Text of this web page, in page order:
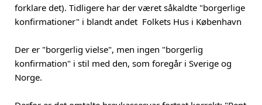
forklare det). Tidligere har der været såkaldte "borgerlige
konfirmationer" i blandt andet Folkets Hus i København
Der er "borgerlig vielse", men ingen "borgerlig
konfirmation" i stil med den, som foregår i Sverige og
Norge.